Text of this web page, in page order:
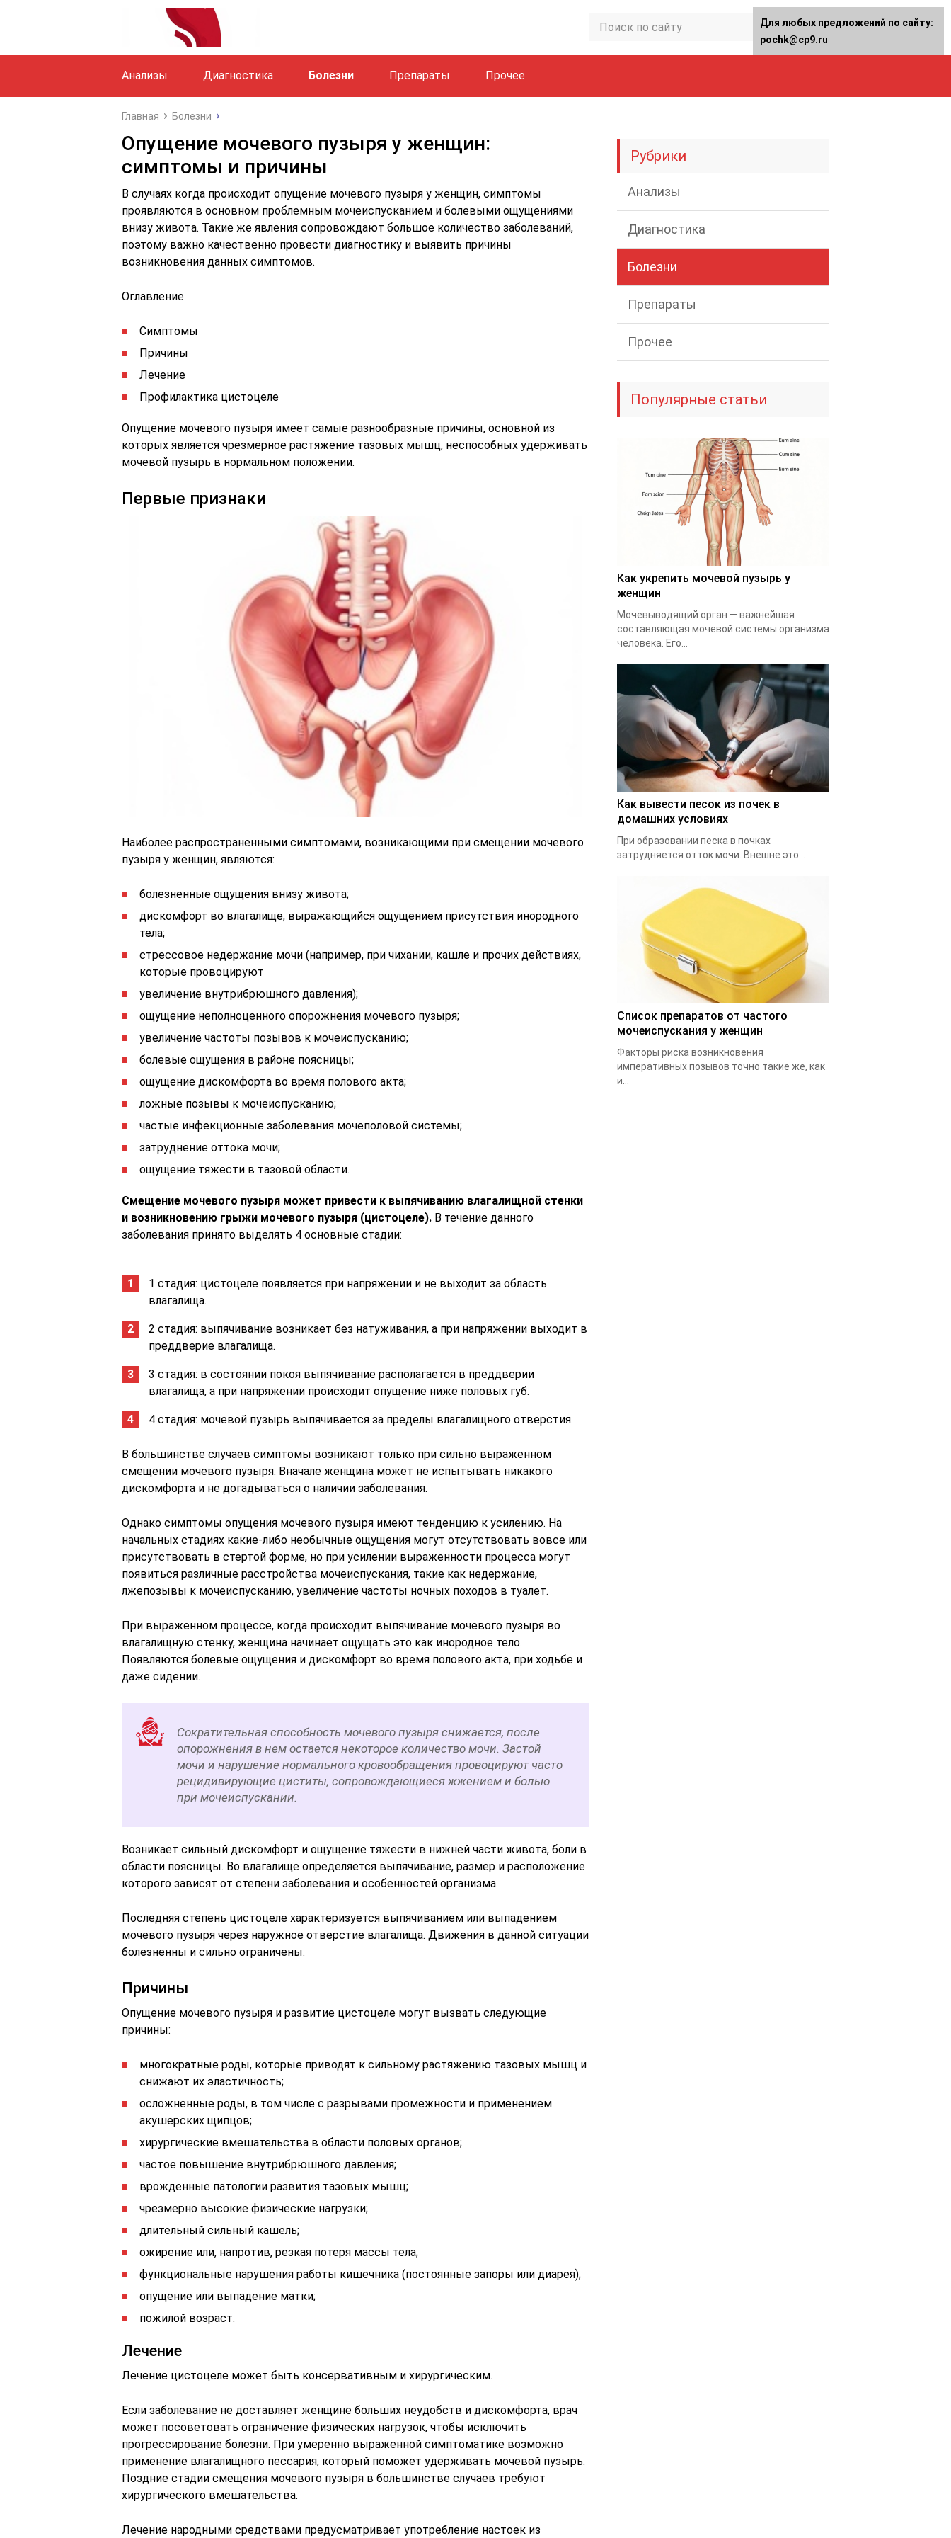
Анализы Диагностика Болезни Препараты Прочее
Главная Болезни
Опущение мочевого пузыря у женщин:
симптомы и причины
В случаях когда происходит опущение мочевого пузыря у женщин, симптомы
проявляются в основном проблемным мочеиспусканием и болевыми ощущениями
внизу живота. Такие же явления сопровождают большое количество заболеваний,
поэтому важно качественно провести диагностику и выявить причины
возникновения данных симптомов.
Оглавление
Симптомы
Причины
Лечение
Профилактика цистоцеле
Опущение мочевого пузыря имеет самые разнообразные причины, основной из
которых является чрезмерное растяжение тазовых мышц, неспособных удерживать
мочевой пузырь в нормальном положении.
Первые признаки
Наиболее распространенными симптомами, возникающими при смещении мочевого
пузыря у женщин, являются:
болезненные ощущения внизу живота;
дискомфорт во влагалище, выражающийся ощущением присутствия инородного
тела;
стрессовое недержание мочи (например, при чихании, кашле и прочих действиях,
которые провоцируют
увеличение внутрибрюшного давления);
ощущение неполноценного опорожнения мочевого пузыря;
увеличение частоты позывов к мочеиспусканию;
болевые ощущения в районе поясницы;
ощущение дискомфорта во время полового акта;
ложные позывы к мочеиспусканию;
частые инфекционные заболевания мочеполовой системы;
затруднение оттока мочи;
ощущение тяжести в тазовой области.
Смещение мочевого пузыря может привести к выпячиванию влагалищной стенки
и возникновению грыжи мочевого пузыря (цистоцеле). В течение данного
заболевания принято выделять 4 основные стадии:
1 стадия: цистоцеле появляется при напряжении и не выходит за область
влагалища.
2 стадия: выпячивание возникает без натуживания, а при напряжении выходит в
преддверие влагалища.
3 стадия: в состоянии покоя выпячивание располагается в преддверии
влагалища, а при напряжении происходит опущение ниже половых губ.
4 стадия: мочевой пузырь выпячивается за пределы влагалищного отверстия.
В большинстве случаев симптомы возникают только при сильно выраженном
смещении мочевого пузыря. Вначале женщина может не испытывать никакого
дискомфорта и не догадываться о наличии заболевания.
Однако симптомы опущения мочевого пузыря имеют тенденцию к усилению. На
начальных стадиях какие-либо необычные ощущения могут отсутствовать вовсе или
присутствовать в стертой форме, но при усилении выраженности процесса могут
появиться различные расстройства мочеиспускания, такие как недержание,
лжепозывы к мочеиспусканию, увеличение частоты ночных походов в туалет.
При выраженном процессе, когда происходит выпячивание мочевого пузыря во
влагалищную стенку, женщина начинает ощущать это как инородное тело.
Появляются болевые ощущения и дискомфорт во время полового акта, при ходьбе и
даже сидении.
Сократительная способность мочевого пузыря снижается, после
опорожнения в нем остается некоторое количество мочи. Застой
мочи и нарушение нормального кровообращения провоцируют часто
рецидивирующие циститы, сопровождающиеся жжением и болью
при мочеиспускании.
Возникает сильный дискомфорт и ощущение тяжести в нижней части живота, боли в
области поясницы. Во влагалище определяется выпячивание, размер и расположение
которого зависят от степени заболевания и особенностей организма.
Последняя степень цистоцеле характеризуется выпячиванием или выпадением
мочевого пузыря через наружное отверстие влагалища. Движения в данной ситуации
болезненны и сильно ограничены.
Причины
Опущение мочевого пузыря и развитие цистоцеле могут вызвать следующие
причины:
многократные роды, которые приводят к сильному растяжению тазовых мышц и
снижают их эластичность;
осложненные роды, в том числе с разрывами промежности и применением
акушерских щипцов;
хирургические вмешательства в области половых органов;
частое повышение внутрибрюшного давления;
врожденные патологии развития тазовых мышц;
чрезмерно высокие физические нагрузки;
длительный сильный кашель;
ожирение или, напротив, резкая потеря массы тела;
функциональные нарушения работы кишечника (постоянные запоры или диарея);
опущение или выпадение матки;
пожилой возраст.
Лечение
Лечение цистоцеле может быть консервативным и хирургическим.
Если заболевание не доставляет женщине больших неудобств и дискомфорта, врач
может посоветовать ограничение физических нагрузок, чтобы исключить
прогрессирование болезни. При умеренно выраженной симптоматике возможно
применение влагалищного пессария, который поможет удерживать мочевой пузырь.
Поздние стадии смещения мочевого пузыря в большинстве случаев требуют
хирургического вмешательства.
Лечение народными средствами предусматривает употребление настоек из
Рубрики
Анализы
Диагностика
Болезни
Препараты
Прочее
Популярные статьи
Как укрепить мочевой пузырь у
женщин
Мочевыводящий орган — важнейшая
составляющая мочевой системы организма
человека. Его...
Как вывести песок из почек в
домашних условиях
При образовании песка в почках
затрудняется отток мочи. Внешне это...
Список препаратов от частого
мочеиспускания у женщин
Факторы риска возникновения
императивных позывов точно такие же, как
и...
Для любых предложений по сайту:
pochk@cp9.ru